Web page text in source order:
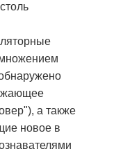
а также
новое в